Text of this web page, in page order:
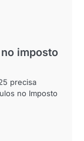
imposto
precisa
no Imposto